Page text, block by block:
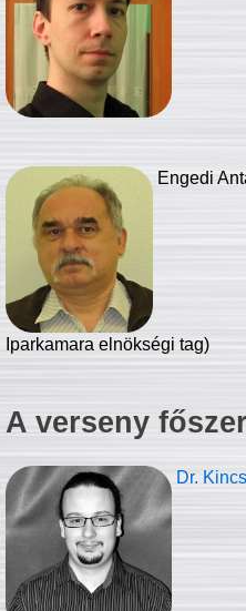
Engedi
Iparkamara elnökségi tag)
A verseny
Dr.